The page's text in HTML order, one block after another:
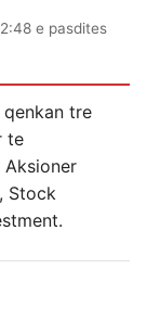
e pasdites
tre
te
Stock